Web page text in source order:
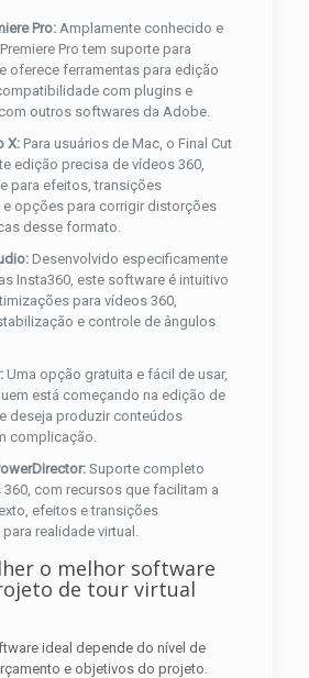
Pro:Amplamente conhecido e
Pro tem suporte para
oferece ferramentas para edição
com plugins e
outros softwares da Adobe.
X:Para usuários de Mac, o Final Cut
edição precisa de vídeos 360,
para efeitos, transições
opções para corrigir distorções
desse formato.
Desenvolvido especificamente
Insta360, este software é intuitivo
para vídeos 360,
e controle de ângulos
Uma opção gratuita e fácil de usar,
está começando na edição de
deseja produzir conteúdos
complicação.
Suporte completo
com recursos que facilitam a
efeitos e transições
realidade virtual.
o melhor software
de tour virtual
ideal depende do nível de
e objetivos do projeto.